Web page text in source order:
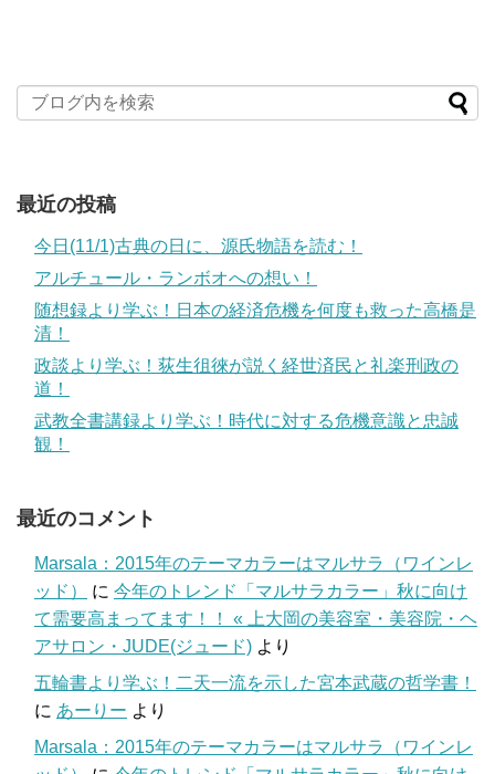
最近の投稿
今日(11/1)古典の日に、源氏物語を読む！
アルチュール・ランボオへの想い！
随想録より学ぶ！日本の経済危機を何度も救った高橋是
清！
政談より学ぶ！荻生徂徠が説く経世済民と礼楽刑政の
道！
武教全書講録より学ぶ！時代に対する危機意識と忠誠
観！
最近のコメント
Marsala：2015年のテーマカラーはマルサラ（ワインレ
ッド）
に 今年のトレンド「マルサラカラー」秋に向け
て需要高まってます！！ « 上大岡の美容室・美容院・ヘ
アサロン・JUDE(ジュード) より
五輪書より学ぶ！二天一流を示した宮本武蔵の哲学書！
に あーりー より
Marsala：2015年のテーマカラーはマルサラ（ワインレ